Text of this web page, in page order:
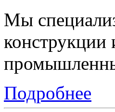
Мы
конструкции
Подробнее